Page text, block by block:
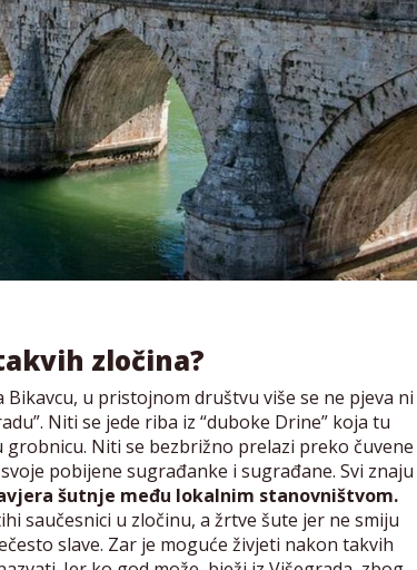
zločina?
u pristojnom društvu više se ne pjeva ni
Niti se jede riba iz “duboke Drine” koja tu
grobnicu. Niti se bezbrižno prelazi preko čuvene
pobijene sugrađanke i sugrađane. Svi znaju
šutnje među lokalnim stanovništvom.
saučesnici u zločinu, a žrtve šute jer ne smiju
slave. Zar je moguće živjeti nakon takvih